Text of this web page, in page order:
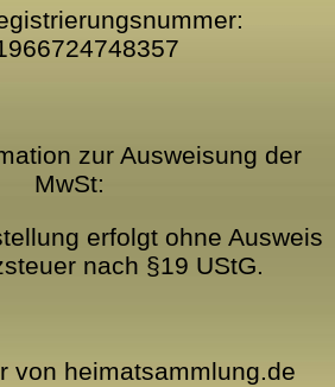
zur Ausweisung der
MwSt:
erfolgt ohne Ausweis
nach §19 UStG.
von heimatsammlung.de